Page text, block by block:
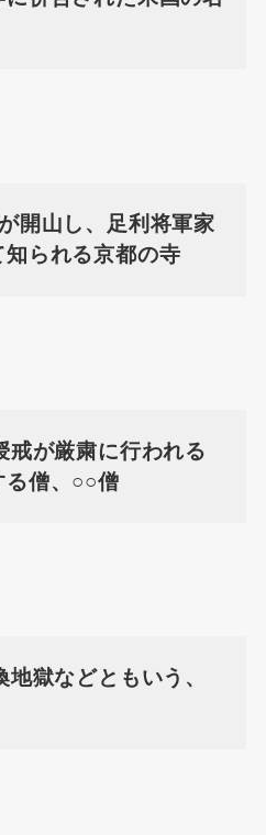
開山し、足利将軍家
られる京都の寺
戒が厳粛に行われる
る僧、○○僧
獄などともいう、